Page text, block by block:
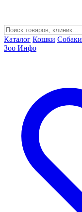
Каталог Кошки Собаки
Зоо Инфо